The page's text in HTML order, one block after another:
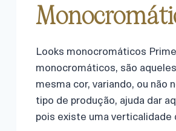
Looks monocromáticos
monocromáticos, são
mesma cor, variando, ou não
tipo de produção, ajuda dar
pois existe uma verticalidade